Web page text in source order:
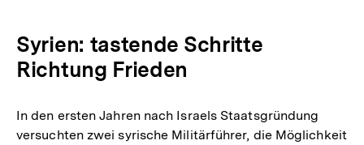
Syrien: tastende Schritte
Richtung Frieden
In den ersten Jahren nach Israels Staatsgründung
versuchten zwei syrische Militärführer, die Möglichkeit